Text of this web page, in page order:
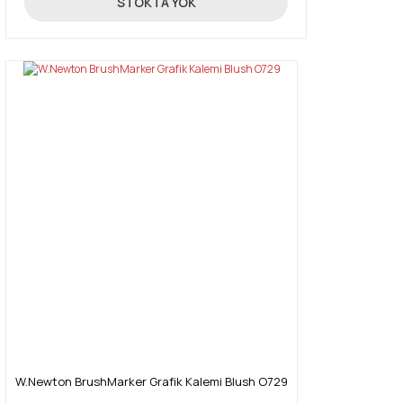
W.Newton BrushMarker Grafik Kalemi Blush O729